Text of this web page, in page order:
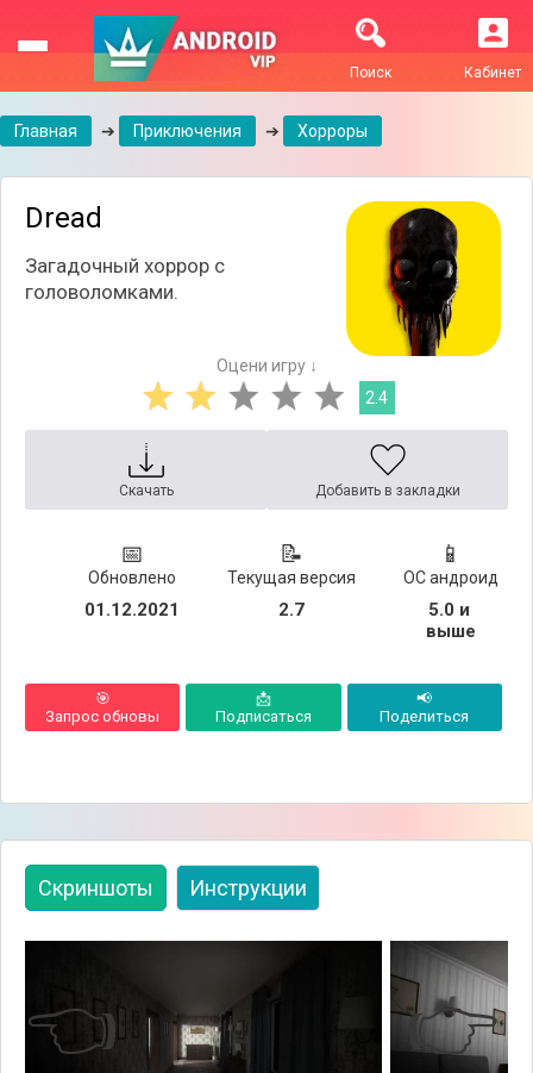
Кабинет
Поиск
Главная ➔ Приключения ➔ Хорроры
Dread
Загадочный хоррор с
головоломками.
Оцени игру ↓
2.4
Скачать Добавить в закладки
📅
Обновлено
01.12.2021
📝
Текущая версия
2.7
📱
ОС андроид
5.0 и
выше
🎯
Запрос обновы
📩
Подписаться
📢
Поделиться
Скриншоты Инструкции
👈 👉